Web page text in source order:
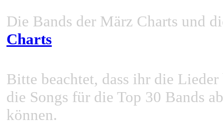
Die Bands der März Charts und
Charts
Bitte beachtet, dass ihr die
die Songs für die Top 30 Bands
können.